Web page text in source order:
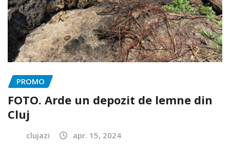
PROMO
FOTO. Arde un depozit de lemne din
Cluj
clujazi apr. 15, 2024